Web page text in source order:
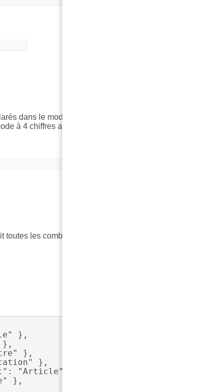
dans le modèle et renvoie les résultats selon
à 4 chiffres attribué à chaque champ par
les combinaisons possibles sous forme de